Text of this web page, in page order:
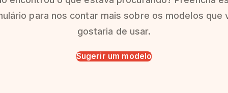
para nos contar mais sobre os modelos que
gostaria de usar.
Sugerir um modelo